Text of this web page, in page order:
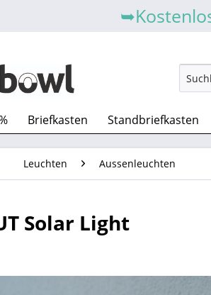
Briefkasten Standbriefkasten
Leuchten Aussenleuchten
Solar Light